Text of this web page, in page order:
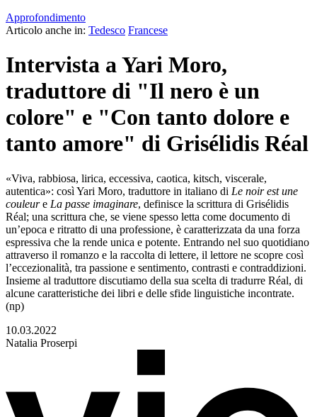
Approfondimento
Articolo anche in: Tedesco Francese
Intervista a Yari Moro,
traduttore di "Il nero è un
colore" e "Con tanto dolore e
tanto amore" di Grisélidis Réal
«Viva, rabbiosa, lirica, eccessiva, caotica, kitsch, viscerale,
autentica»: così Yari Moro, traduttore in italiano di Le noir est une
couleure La passe imaginare, definisce la scrittura di Grisélidis
Réal; una scrittura che, se viene spesso letta come documento di
un’epoca e ritratto di una professione, è caratterizzata da una forza
espressiva che la rende unica e potente. Entrando nel suo quotidiano
attraverso il romanzo e la raccolta di lettere, il lettore ne scopre così
l’eccezionalità, tra passione e sentimento, contrasti e contraddizioni.
Insieme al traduttore discutiamo della sua scelta di tradurre Réal, di
alcune caratteristiche dei libri e delle sfide linguistiche incontrate.
(np)
10.03.2022
Natalia Proserpi